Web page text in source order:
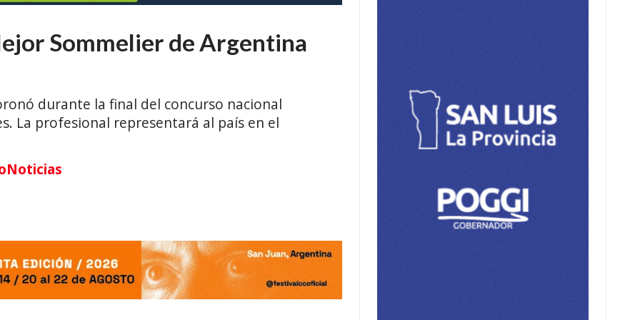
Sommelier de Argentina
durante la final del concurso nacional
La profesional representará al país en el